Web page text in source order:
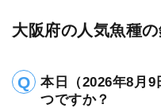
大阪府の人気魚種
本日（2026年8月
つですか？